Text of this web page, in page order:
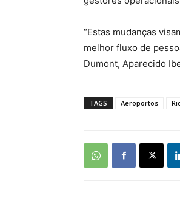
“Estas mudanças
melhor fluxo de
Dumont, Aparecido
TAGS Aeroportos